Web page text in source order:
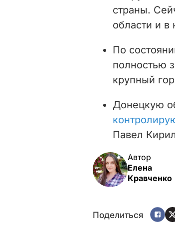
страны.
области и
По
полностью
крупный
Донецкую
Павел
Автор
Елена
Кравченко
Поделиться